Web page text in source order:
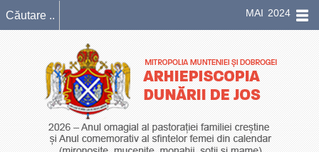
MAI 2024